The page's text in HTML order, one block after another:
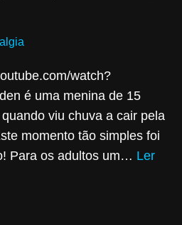
watch?
é uma menina de 15
viu chuva a cair pela
momento tão simples foi
Para os adultos um… Ler